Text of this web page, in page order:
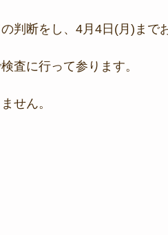
保全活動 施設 水中技術実
判断をし、4月4日(月)まで
査に行って参ります。
せん。